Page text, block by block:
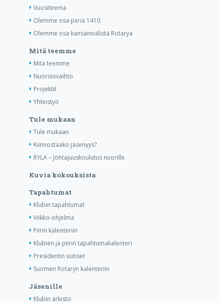
Vuositeema
Olemme osa piiriä 1410
Olemme osa kansainvälistä Rotarya
Mitä teemme
Mitä teemme
Nuorisovaihto
Projektit
Yhteistyö
Tule mukaan
Tule mukaan
Kiinnostaako jäsenyys?
RYLA – Johtajuuskoulutus nuorille
Kuvia kokouksista
Tapahtumat
Klubin tapahtumat
Viikko-ohjelma
Piirin kalenteriin
Klubien ja piirin tapahtumakalenteri
Presidentin uutiset
Suomen Rotaryn kalenteriin
Jäsenille
Klubin arkisto